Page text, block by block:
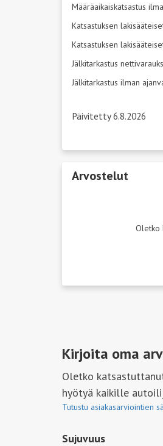
Määräaikaiskatsastus
Katsastuksen
Katsastuksen
Jälkitarkastus
Jälkitarkastus ilman
Päivitetty 6.8.2026
Arvostelut
Oletko
Kirjoita oma
Oletko
hyötyä kaikille
Tutustu asiakasarviointien
Sujuvuus